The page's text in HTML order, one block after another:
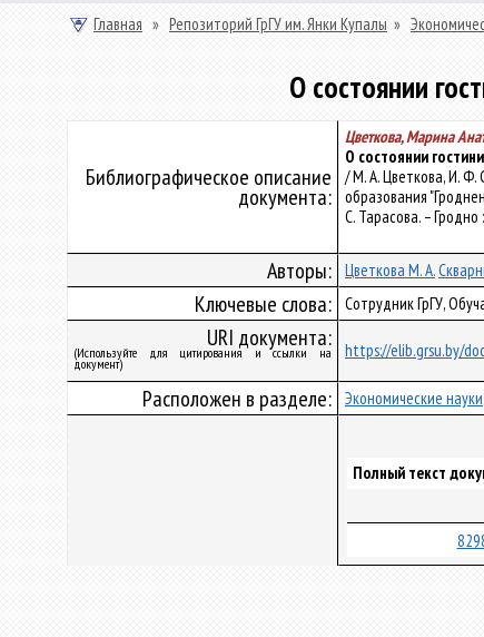
Главная » Репозиторий ГрГУ им. Янки Купалы »
О состоянии
Библиографическое описание
документа:
Цветкова, Марина
О состоянии
/ М. А. Цветкова, И. Ф.
образования
С. Тарасова. –
Авторы: Цветкова М. А.
Ключевые слова: Сотрудник ГрГУ,
URI документа:
(Используйте для цитирования и ссылки на
документ)
https://elib.grsu.by/
Расположен в разделе: Экономические науки
Полный текст